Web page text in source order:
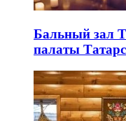
Бальный зал
палаты